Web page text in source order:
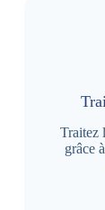
Traitez
grâce